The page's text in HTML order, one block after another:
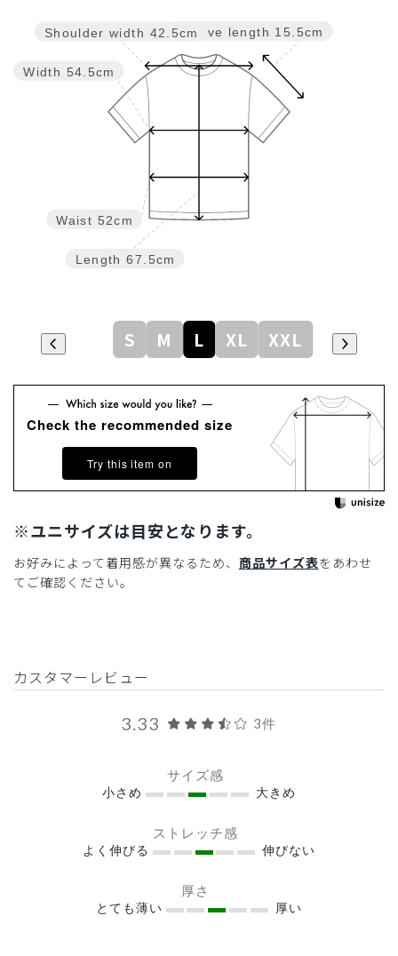
Sleeve length 15.5cm
Length 67.5cm
Waist 52cm
Width 54.5cm
Shoulder width 42.5cm
S M L XL XXL
Check the recommended size
Try this item on
※ユニサイズは目安となります。
お好みによって着用感が異なるため、 商品サイズ表をあわせ
てご確認ください。
カスタマーレビュー
3.33 3件
サイズ感
小さめ 大きめ
ストレッチ感
よく伸びる 伸びない
厚さ
とても薄い 厚い